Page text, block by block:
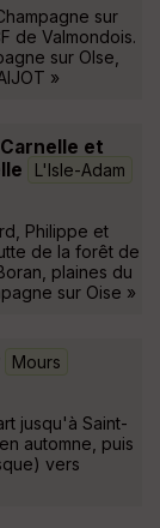
sur
de Valmondois.
sur OIse,
»
et
L'Isle-Adam
Philippe et
de la forêt de
plaines du
sur Oise »
Mours
jusqu'à Saint-
automne, puis
vers